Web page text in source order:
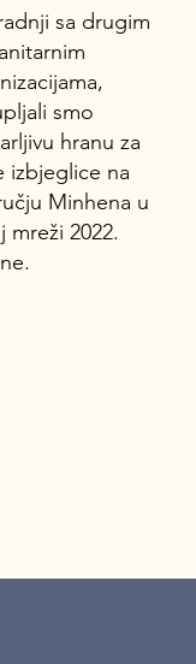
sa drugim
smo
hranu za
izbjeglice na
Minhena u
mreži 2022.